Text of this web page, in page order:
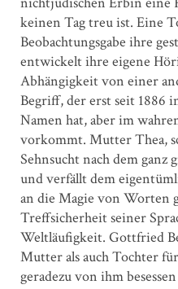
keinen Tag treu ist. Eine
Beobachtungsgabe ihre
entwickelt ihre eigene
Abhängigkeit von einer
Begriff, der erst seit 1886
Namen hat, aber im
vorkommt. Mutter Thea,
Sehnsucht nach dem ganz
und verfällt dem
an die Magie von Worten
Treffsicherheit seiner
Weltläufigkeit. Gottfried
Mutter als auch Tochter
geradezu von ihm